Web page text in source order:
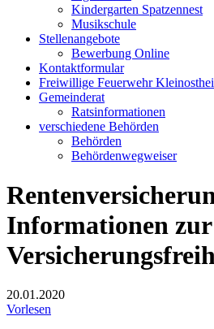
Kindergarten Spatzennest
Musikschule
Stellenangebote
Bewerbung Online
Kontaktformular
Freiwillige Feuerwehr
Gemeinderat
Ratsinformationen
verschiedene Behörden
Behörden
Behördenwegweiser
Informationen zur
20.01.2020
Vorlesen